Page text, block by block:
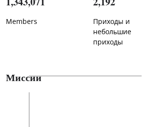
Members
Приходы и
небольшие
приходы
Миссии